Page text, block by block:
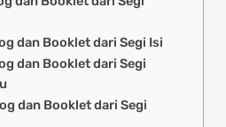
dan Booklet dari Segi Isi
dan Booklet dari Segi
dan Booklet dari Segi